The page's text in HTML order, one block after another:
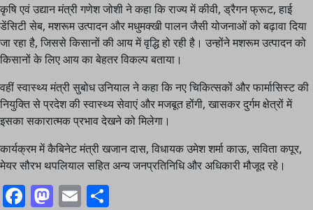
कृषि एवं उद्यान मंत्री गणेश जोशी ने कहा कि राज्य में कीवी, ड्रैगन फ्रूट, हाई
डेंसिटी सेब, मशरूम उत्पादन और मधुमक्खी पालन जैसी योजनाओं को बढ़ावा दिया
जा रहा है, जिससे किसानों की आय में वृद्धि हो रही है। उन्होंने मशरूम उत्पादन को
किसानों के लिए आय का बेहतर विकल्प बताया।
वहीं स्वास्थ्य मंत्री सुबोध उनियाल ने कहा कि नए चिकित्सकों और फार्मासिस्ट की
नियुक्ति से प्रदेश की स्वास्थ्य सेवाएं और मजबूत होंगी, खासकर दुर्गम क्षेत्रों में
इसका सकारात्मक प्रभाव देखने को मिलेगा।
कार्यक्रम में कैबिनेट मंत्री खजान दास, विधायक उमेश शर्मा काऊ, सविता कपूर,
मेयर सौरभ थपलियाल सहित अन्य जनप्रतिनिधि और अधिकारी मौजूद रहे।
Facebook
Mastodon
Email